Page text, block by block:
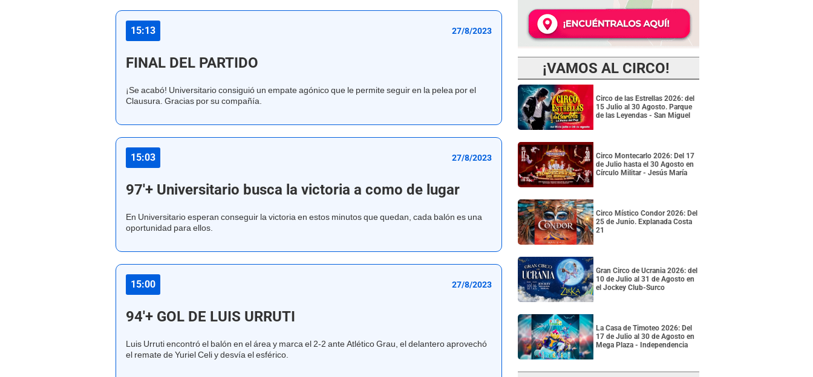
15:13 27/8/2023
FINAL DEL PARTIDO
¡Se acabó! Universitario consiguió un empate agónico que le permite seguir en la pelea por el
Clausura. Gracias por su compañía.
15:03 27/8/2023
97'+ Universitario busca la victoria a como de lugar
En Universitario esperan conseguir la victoria en estos minutos que quedan, cada balón es una
oportunidad para ellos.
15:00 27/8/2023
94'+ GOL DE LUIS URRUTI
Luis Urruti encontró el balón en el área y marca el 2-2 ante Atlético Grau, el delantero aprovechó
el remate de Yuriel Celi y desvía el esférico.
¡VAMOS AL CIRCO!
Circo de las Estrellas 2026: del
15 Julio al 30 Agosto. Parque
de las Leyendas - San Miguel
Circo Montecarlo 2026: Del 17
de Julio hasta el 30 Agosto en
Círculo Militar - Jesús María
Circo Místico Condor 2026: Del
25 de Junio. Explanada Costa
21
Gran Circo de Ucrania 2026: del
10 de Julio al 31 de Agosto en
el Jockey Club-Surco
La Casa de Timoteo 2026: Del
17 de Julio al 30 de Agosto en
Mega Plaza - Independencia